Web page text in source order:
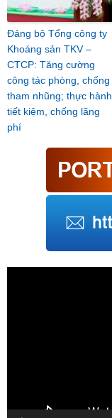
Đảng bộ Tổng công ty
Khoáng sản TKV –
CTCP: Tăng cường
công tác phòng, chống
tham nhũng; thực hành
tiết kiệm, chống lãng
phí